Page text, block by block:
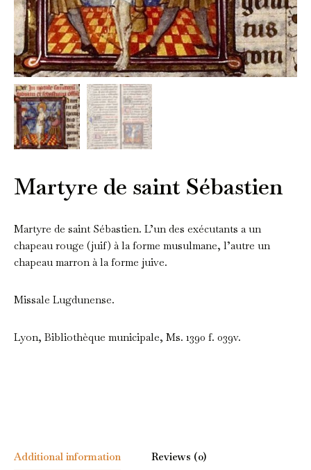
Martyre de saint Sébastien
Martyre de saint Sébastien. L’un des exécutants a un
chapeau rouge (juif) à la forme musulmane, l’autre un
chapeau marron à la forme juive.
Missale Lugdunense.
Lyon, Bibliothèque municipale, Ms. 1390 f. 039v.
Additional information Reviews (0)